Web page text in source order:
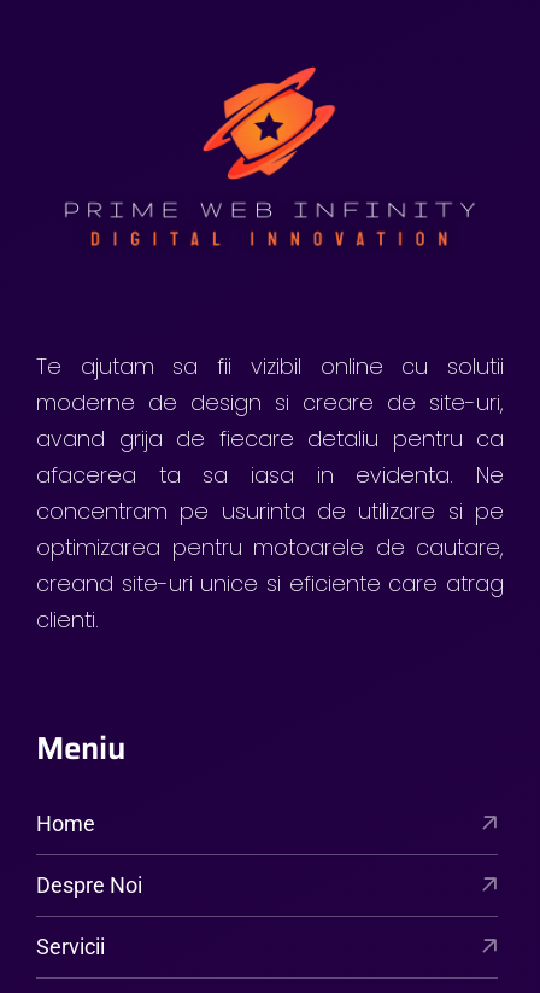
Te ajutam sa fii vizibil online cu solutii
moderne de design si creare de site-uri,
avand grija de fiecare detaliu pentru ca
afacerea ta sa iasa in evidenta. Ne
concentram pe usurinta de utilizare si pe
optimizarea pentru motoarele de cautare,
creand site-uri unice si eficiente care atrag
clienti.
Meniu
Home
Despre Noi
Servicii